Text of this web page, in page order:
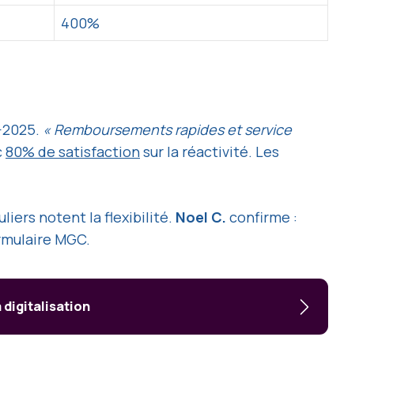
400%
« Remboursements rapides et service
80% de satisfactionsur la réactivité. Les
notent la flexibilité. Noel C. confirme :
MGC.
digitalisation